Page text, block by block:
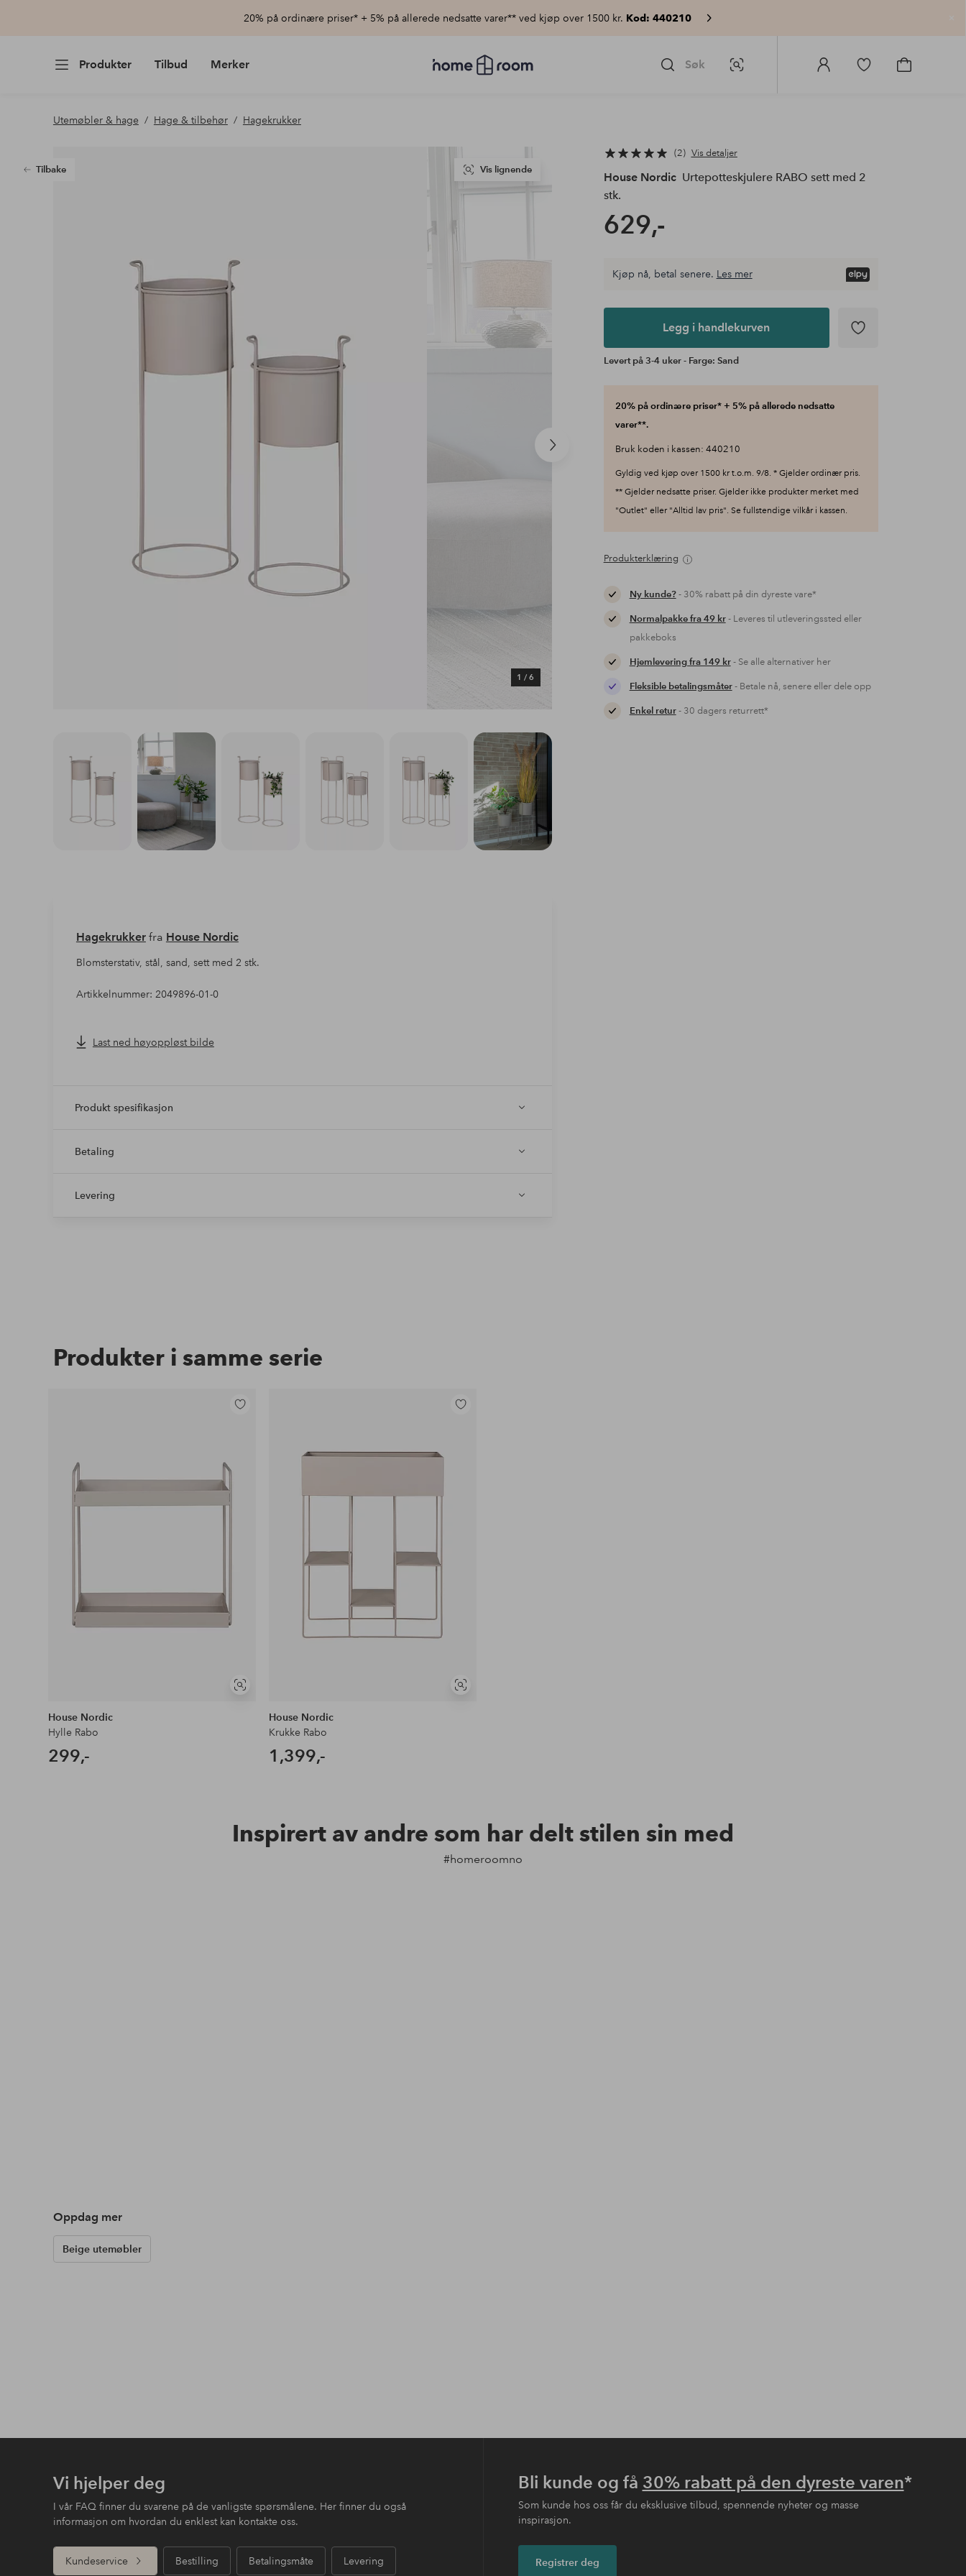
20% på ordinære priser* + 5% på allerede nedsatte varer** ved kjøp over 1500 kr. Kod: 440210
Produkter Tilbud Merker
Homeroom
–
pris
Søk Bildesøk
Logg
Gå
Gå
Utemøbler & hage Hage & tilbehør Hagekrukker
Tilbake
Neste
produkt
1 / 6
Vis lignende
2 Vis detaljer
House Nordic Urtepotteskjulere RABO sett med 2
stk.
629,-
Kjøp nå, betal senere. Les mer
Legg i handlekurven
Levert på 3-4 uker - Farge: Sand
20% på ordinære priser* + 5% på allerede nedsatte
varer**.
Bruk koden i kassen: 440210
Gyldig ved kjøp over 1500 kr t.o.m. 9/8. * Gjelder ordinær pris.
** Gjelder nedsatte priser. Gjelder ikke produkter merket med
"Outlet" eller "Alltid lav pris". Se fullstendige vilkår i kassen.
Produkterklæring
Ny kunde?- 30% rabatt på din dyreste vare*
Normalpakke fra 49 kr- Leveres til utleveringssted eller
pakkeboks
Hjemlevering fra 149 kr- Se alle alternativer her
Fleksible betalingsmåter- Betale nå, senere eller dele opp
Enkel retur- 30 dagers returrett*
Hagekrukkerfra House Nordic
Blomsterstativ, stål, sand, sett med 2 stk.
Artikkelnummer: 2049896-01-0
Last ned høyoppløst bilde
Produkt spesifikasjon
Betaling
Levering
Produkter i samme serie
Vis
House Nordic
Hylle Rabo
299,-
Vis
House Nordic
Krukke Rabo
1,399,-
Inspirert av andre som har delt stilen sin med
#homeroomno
Oppdag mer
Beige utemøbler
Vi hjelper deg
I vår FAQ finner du svarene på de vanligste spørsmålene. Her finner du også
informasjon om hvordan du enklest kan kontakte oss.
Kundeservice Bestilling Betalingsmåte Levering
Bli kunde og få 30% rabatt på den dyreste varen*
Som kunde hos oss får du eksklusive tilbud, spennende nyheter og masse
inspirasjon.
Registrer deg